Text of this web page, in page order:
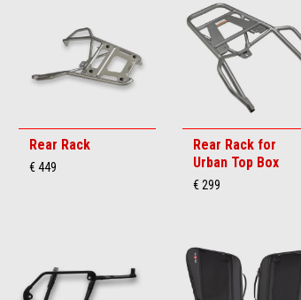
Rear Rack
€ 449
Rear Rack for
Urban Top Box
€ 299